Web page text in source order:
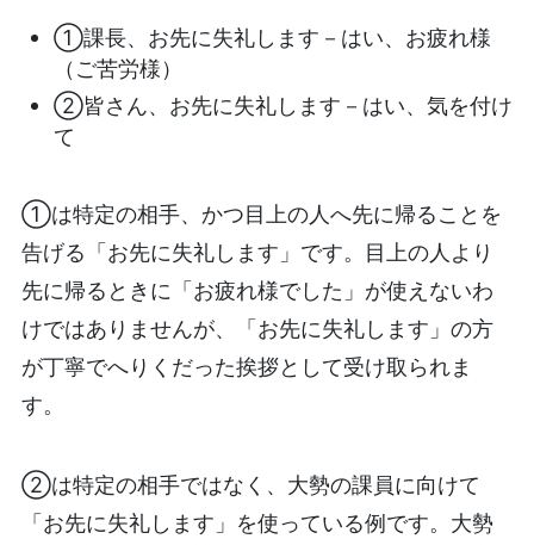
①課長、お先に失礼します－はい、お疲れ様
（ご苦労様）
②皆さん、お先に失礼します－はい、気を付け
て
①は特定の相手、かつ目上の人へ先に帰ることを
告げる「お先に失礼します」です。目上の人より
先に帰るときに「お疲れ様でした」が使えないわ
けではありませんが、「お先に失礼します」の方
が丁寧でへりくだった挨拶として受け取られま
す。
②は特定の相手ではなく、大勢の課員に向けて
「お先に失礼します」を使っている例です。大勢